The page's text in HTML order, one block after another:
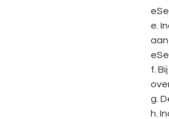
e.
f.
g.
h.